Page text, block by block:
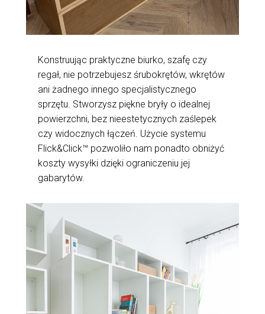
Konstruując praktyczne biurko, szafę czy
regał, nie potrzebujesz śrubokrętów, wkrętów
ani żadnego innego specjalistycznego
sprzętu. Stworzysz piękne bryły o idealnej
powierzchni, bez nieestetycznych zaślepek
czy widocznych łączeń. Użycie systemu
Flick&Click™ pozwoliło nam ponadto obniżyć
koszty wysyłki dzięki ograniczeniu jej
gabarytów.